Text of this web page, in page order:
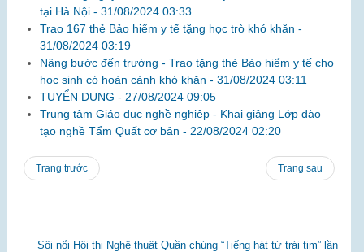
tại Hà Nội - 31/08/2024 03:33
Trao 167 thẻ Bảo hiểm y tế tặng học trò khó khăn -
31/08/2024 03:19
Nâng bước đến trường - Trao tặng thẻ Bảo hiểm y tế cho
học sinh có hoàn cảnh khó khăn - 31/08/2024 03:11
TUYỂN DỤNG - 27/08/2024 09:05
Trung tâm Giáo dục nghề nghiệp - Khai giảng Lớp đào
tạo nghề Tẩm Quất cơ bản - 22/08/2024 02:20
Trang trước Trang sau
Sôi nổi Hội thi Nghệ thuật Quần chúng “Tiếng hát từ trái tim” lần